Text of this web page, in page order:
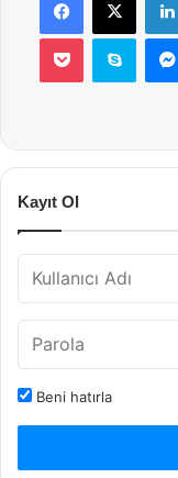
Pocket Skype
Kayıt Ol
Beni hatırla